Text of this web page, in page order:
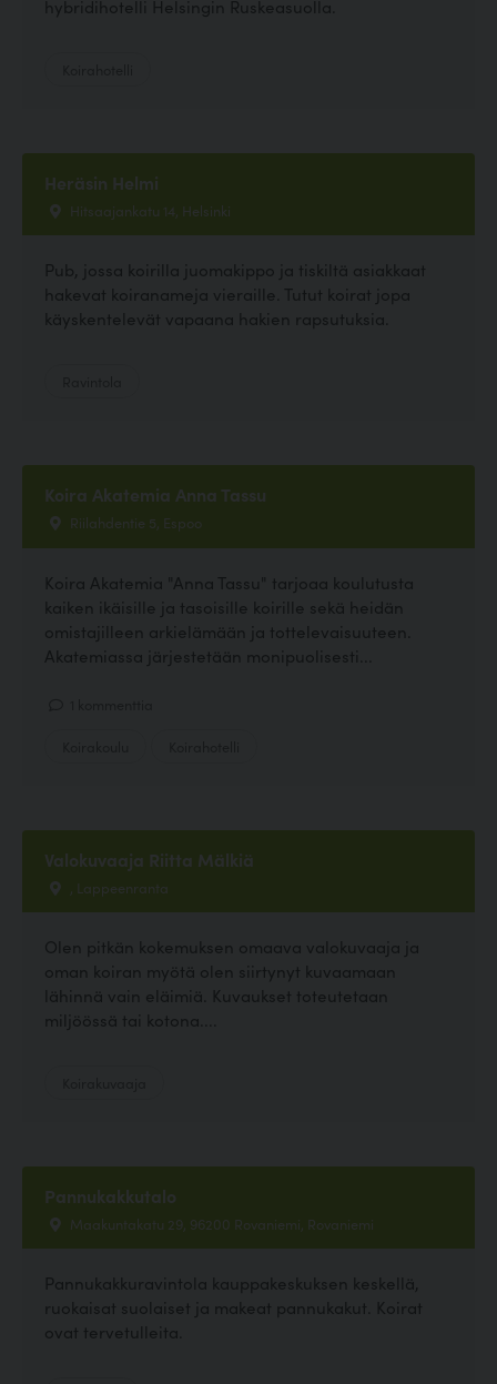
hybridihotelli Helsingin Ruskeasuolla.
Heräsin Helmi
Hitsaajankatu 14, Helsinki
Pub, jossa koirilla juomakippo ja tiskiltä asiakkaat
hakevat koiranameja vieraille. Tutut koirat jopa
käyskentelevät vapaana hakien rapsutuksia.
Koira Akatemia Anna Tassu
Riilahdentie 5, Espoo
Koira Akatemia "Anna Tassu" tarjoaa koulutusta
kaiken ikäisille ja tasoisille koirille sekä heidän
omistajilleen arkielämään ja tottelevaisuuteen.
Akatemiassa järjestetään monipuolisesti...
Valokuvaaja Riitta Mälkiä
, Lappeenranta
Olen pitkän kokemuksen omaava valokuvaaja ja
oman koiran myötä olen siirtynyt kuvaamaan
lähinnä vain eläimiä. Kuvaukset toteutetaan
miljöössä tai kotona....
Pannukakkutalo
Maakuntakatu 29, 96200 Rovaniemi, Rovaniemi
Pannukakkuravintola kauppakeskuksen keskellä,
ruokaisat suolaiset ja makeat pannukakut. Koirat
ovat tervetulleita.